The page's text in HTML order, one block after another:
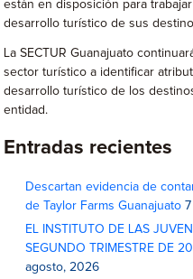
están en disposición para
desarrollo turístico de sus
La SECTUR Guanajuato
sector turístico a identificar
desarrollo turístico de los
entidad.
Entradas recientes
Descartan evidencia de
de Taylor Farms Guanajuato
EL INSTITUTO DE LAS
SEGUNDO TRIMESTRE DE
agosto, 2026